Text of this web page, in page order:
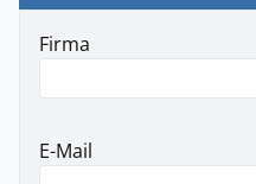
Firma
E-Mail